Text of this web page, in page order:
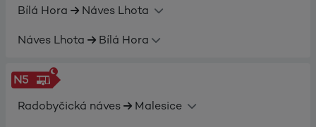
Bílá Hora
Náves Lhota
Náves Lhota
Bílá Hora
N5
Radobyčická náves
Malesice